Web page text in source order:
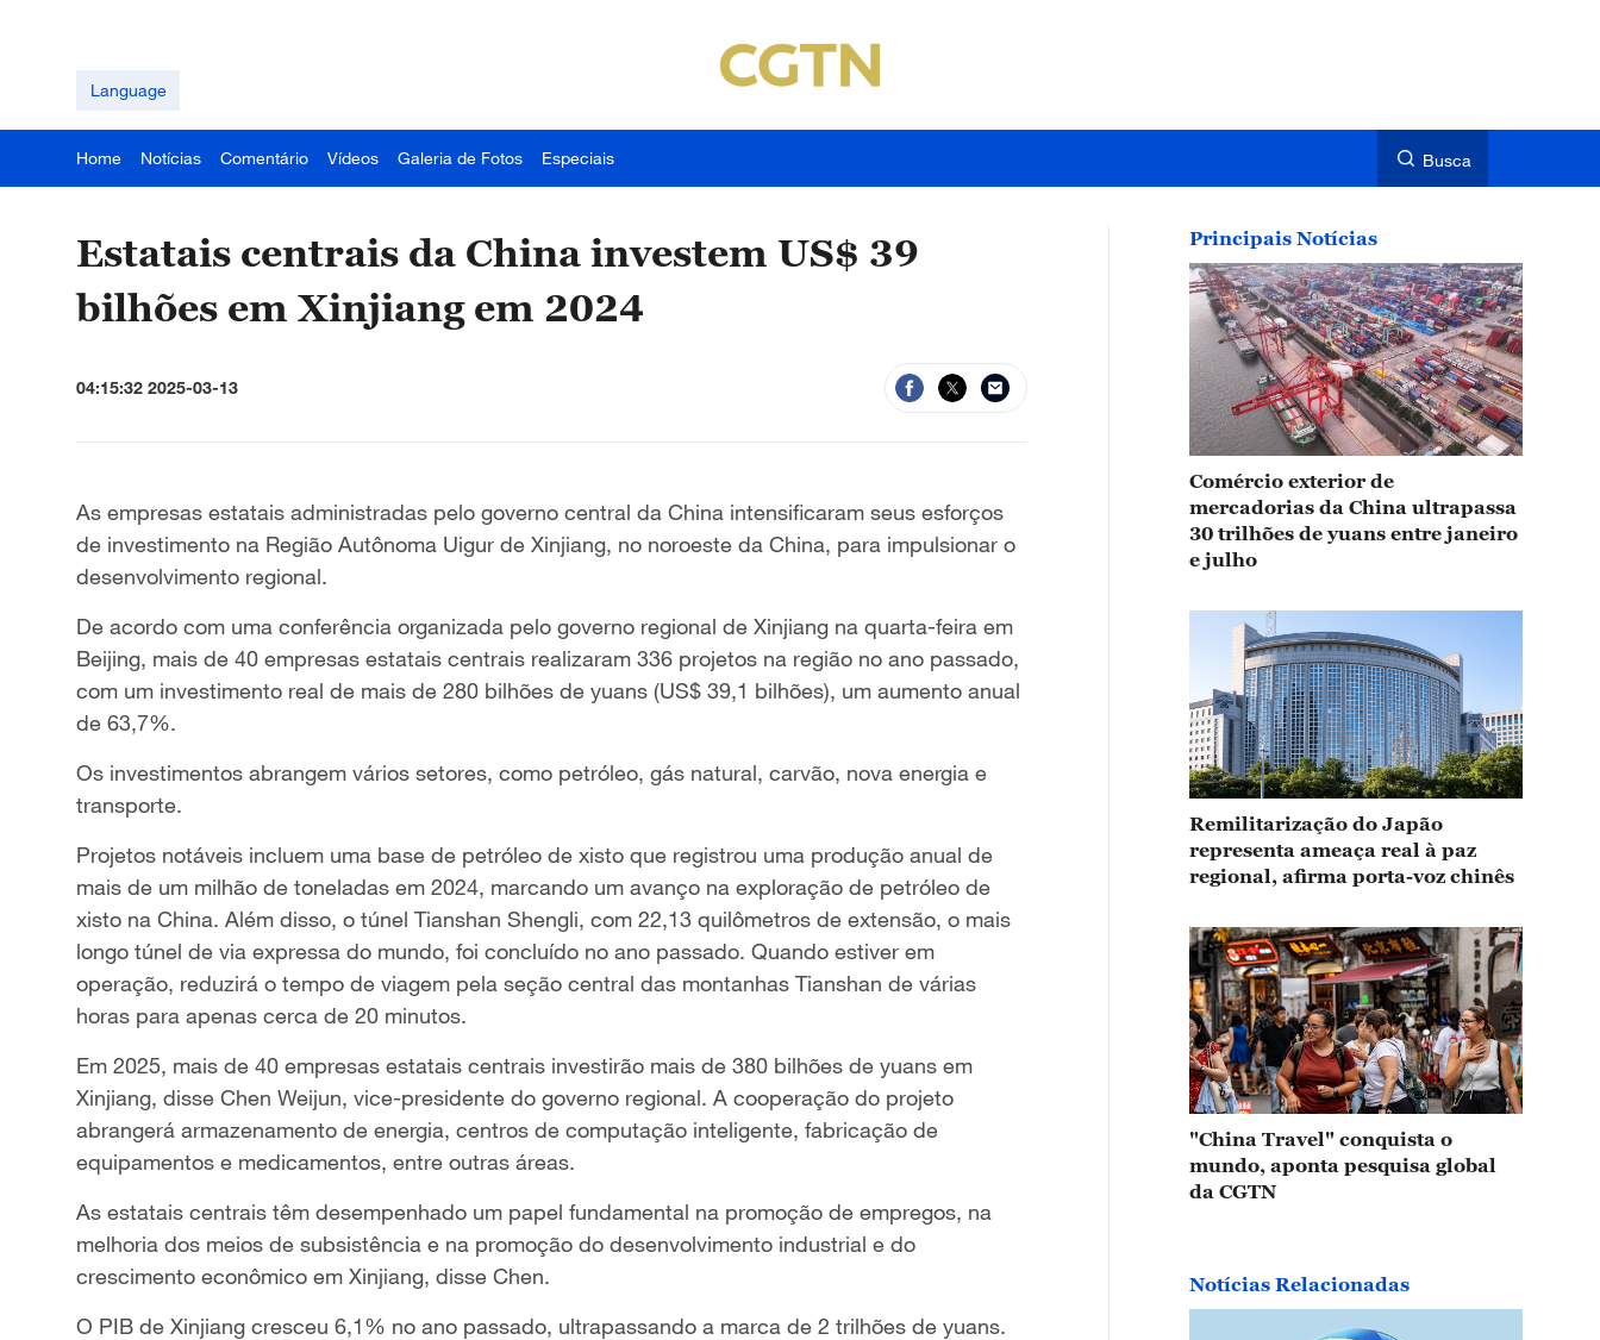
Language
Home Notícias Comentário Vídeos Galeria de Fotos Especiais Busca
Estatais centrais da China investem US$ 39
bilhões em Xinjiang em 2024
04:15:32 2025-03-13
As empresas estatais administradas pelo governo central da China intensificaram seus esforços
de investimento na Região Autônoma Uigur de Xinjiang, no noroeste da China, para impulsionar o
desenvolvimento regional.
De acordo com uma conferência organizada pelo governo regional de Xinjiang na quarta-feira em
Beijing, mais de 40 empresas estatais centrais realizaram 336 projetos na região no ano passado,
com um investimento real de mais de 280 bilhões de yuans (US$ 39,1 bilhões), um aumento anual
de 63,7%.
Os investimentos abrangem vários setores, como petróleo, gás natural, carvão, nova energia e
transporte.
Projetos notáveis incluem uma base de petróleo de xisto que registrou uma produção anual de
mais de um milhão de toneladas em 2024, marcando um avanço na exploração de petróleo de
xisto na China. Além disso, o túnel Tianshan Shengli, com 22,13 quilômetros de extensão, o mais
longo túnel de via expressa do mundo, foi concluído no ano passado. Quando estiver em
operação, reduzirá o tempo de viagem pela seção central das montanhas Tianshan de várias
horas para apenas cerca de 20 minutos.
Em 2025, mais de 40 empresas estatais centrais investirão mais de 380 bilhões de yuans em
Xinjiang, disse Chen Weijun, vice-presidente do governo regional. A cooperação do projeto
abrangerá armazenamento de energia, centros de computação inteligente, fabricação de
equipamentos e medicamentos, entre outras áreas.
As estatais centrais têm desempenhado um papel fundamental na promoção de empregos, na
melhoria dos meios de subsistência e na promoção do desenvolvimento industrial e do
crescimento econômico em Xinjiang, disse Chen.
O PIB de Xinjiang cresceu 6,1% no ano passado, ultrapassando a marca de 2 trilhões de yuans.
Principais Notícias
Comércio exterior de
mercadorias da China ultrapassa
30 trilhões de yuans entre janeiro
e julho
Remilitarização do Japão
representa ameaça real à paz
regional, afirma porta-voz chinês
"China Travel" conquista o
mundo, aponta pesquisa global
da CGTN
Notícias Relacionadas